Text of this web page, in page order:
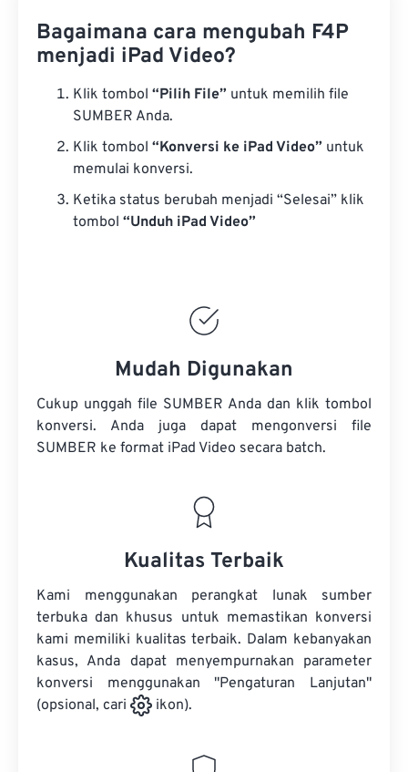
Bagaimana cara mengubah F4P
menjadi iPad Video?
Klik tombol “Pilih File” untuk memilih file
SUMBER Anda.
Klik tombol “Konversi ke iPad Video” untuk
memulai konversi.
Ketika status berubah menjadi “Selesai” klik
tombol “Unduh iPad Video”
Mudah Digunakan
Cukup unggah file SUMBER Anda dan klik tombol
konversi. Anda juga dapat mengonversi file
SUMBER ke format iPad Video secara batch.
Kualitas Terbaik
Kami menggunakan perangkat lunak sumber
terbuka dan khusus untuk memastikan konversi
kami memiliki kualitas terbaik. Dalam kebanyakan
kasus, Anda dapat menyempurnakan parameter
konversi menggunakan "Pengaturan Lanjutan"
(opsional, cari
ikon).